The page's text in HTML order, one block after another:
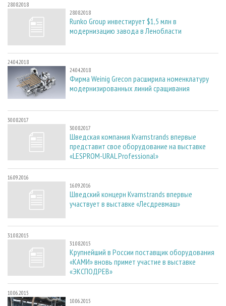
28.08.2018
28.08.2018
Runko Group инвестирует $1,5 млн в
модернизацию завода в Ленобласти
24.04.2018
24.04.2018
Фирма Weinig Grecon расширила номенклатуру
модернизированных линий сращивания
30.08.2017
30.08.2017
Шведская компания Kvarnstrands впервые
представит свое оборудование на выставке
«LESPROM-URAL Professional»
16.09.2016
16.09.2016
Шведский концерн Kvarnstrands впервые
участвует в выставке «Лесдревмаш»
31.08.2015
31.08.2015
Крупнейший в России поставщик оборудования
«КАМИ» вновь примет участие в выставке
«ЭКСПОДРЕВ»
10.06.2015
10.06.2015